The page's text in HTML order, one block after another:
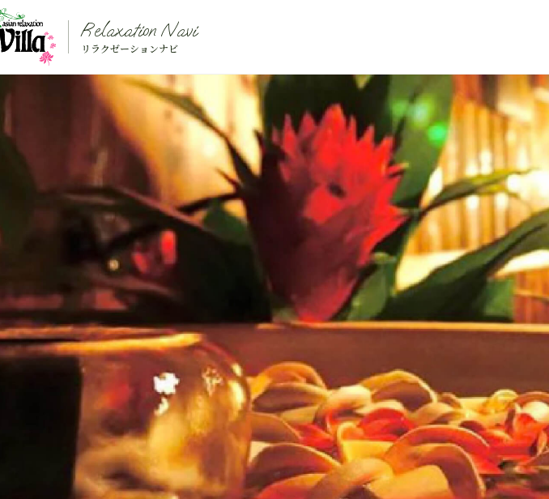
Relaxation Navi
リラクゼーションナビ
リラクゼーションナビ